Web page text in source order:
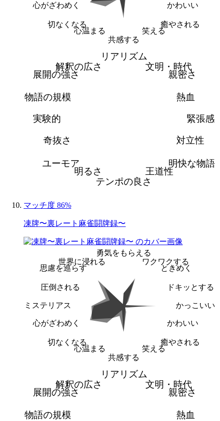
かわいい
癒やされる
笑える
共感する
心温まる
切なくなる
心がざわめく
リアリズム
文明・時代
親密さ
熱血
緊張感
対立性
明快な物語
王道性
テンポの良さ
明るさ
ユーモア
奇抜さ
実験的
物語の規模
展開の強さ
解釈の広さ
マッチ度 86%
凍牌〜裏レート麻雀闘牌録〜
勇気をもらえる
ワクワクする
ときめく
ドキッとする
かっこいい
かわいい
癒やされる
笑える
共感する
心温まる
切なくなる
心がざわめく
ミステリアス
圧倒される
思慮を巡らす
世界に浸れる
リアリズム
文明・時代
親密さ
熱血
物語の規模
展開の強さ
解釈の広さ